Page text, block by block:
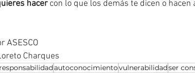
hacer con lo que los demás te dicen o hacen
ASESCO
Charques
responsabilidadautoconocimientovulnerabilidadser